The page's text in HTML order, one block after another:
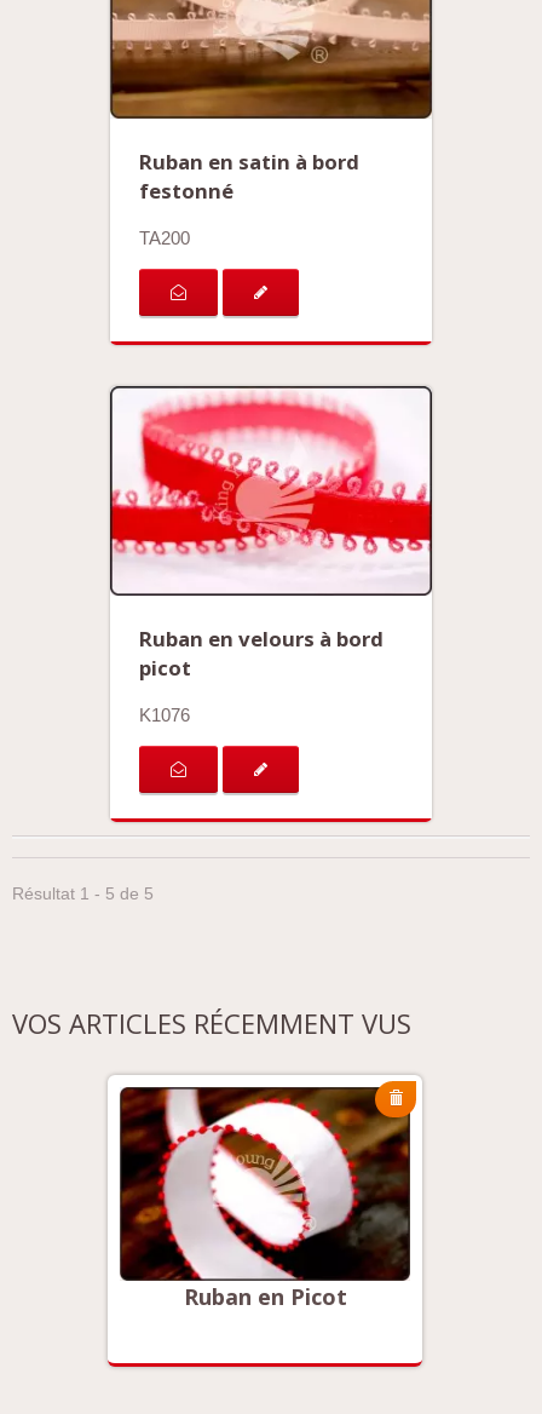
Ruban en satin à bord
festonné
TA200
Ruban en velours à bord
picot
K1076
Résultat 1 - 5 de 5
VOS ARTICLES RÉCEMMENT VUS
Ruban en Picot